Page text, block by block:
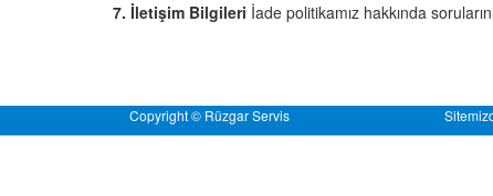
7. İletişim Bilgileri İade politikamız hakkında
Copyright © Rüzgar Servis